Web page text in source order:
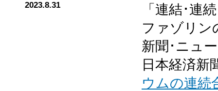
2023.8.31
「連結･連
ファゾリン
新聞･ニュ
日本経済新
ウムの連続